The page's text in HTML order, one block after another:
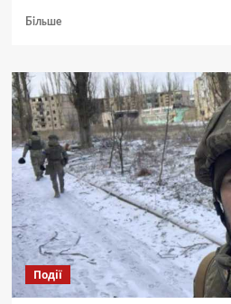
БільшеДокладніше
морози:
вночі
у
Чернівцях
буде
-3°С
Події